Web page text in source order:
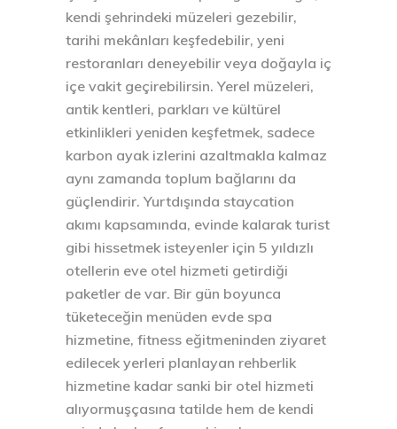
kendi şehrindeki müzeleri gezebilir,
tarihi mekânları keşfedebilir, yeni
restoranları deneyebilir veya doğayla iç
içe vakit geçirebilirsin. Yerel müzeleri,
antik kentleri, parkları ve kültürel
etkinlikleri yeniden keşfetmek, sadece
karbon ayak izlerini azaltmakla kalmaz
aynı zamanda toplum bağlarını da
güçlendirir. Yurtdışında staycation
akımı kapsamında, evinde kalarak turist
gibi hissetmek isteyenler için 5 yıldızlı
otellerin eve otel hizmeti getirdiği
paketler de var. Bir gün boyunca
tüketeceğin menüden evde spa
hizmetine, fitness eğitmeninden ziyaret
edilecek yerleri planlayan rehberlik
hizmetine kadar sanki bir otel hizmeti
alıyormuşçasına tatilde hem de kendi